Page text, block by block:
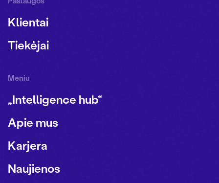
Klientai
Tiekėjai
Meniu
„Intelligence hub“
Apie mus
Karjera
Naujienos